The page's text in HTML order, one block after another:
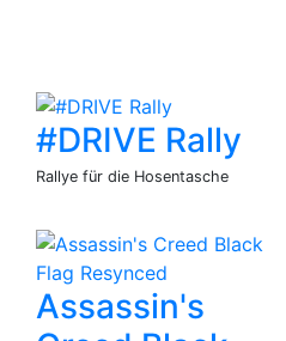
#DRIVE Rally
Rallye für die Hosentasche
Assassin's